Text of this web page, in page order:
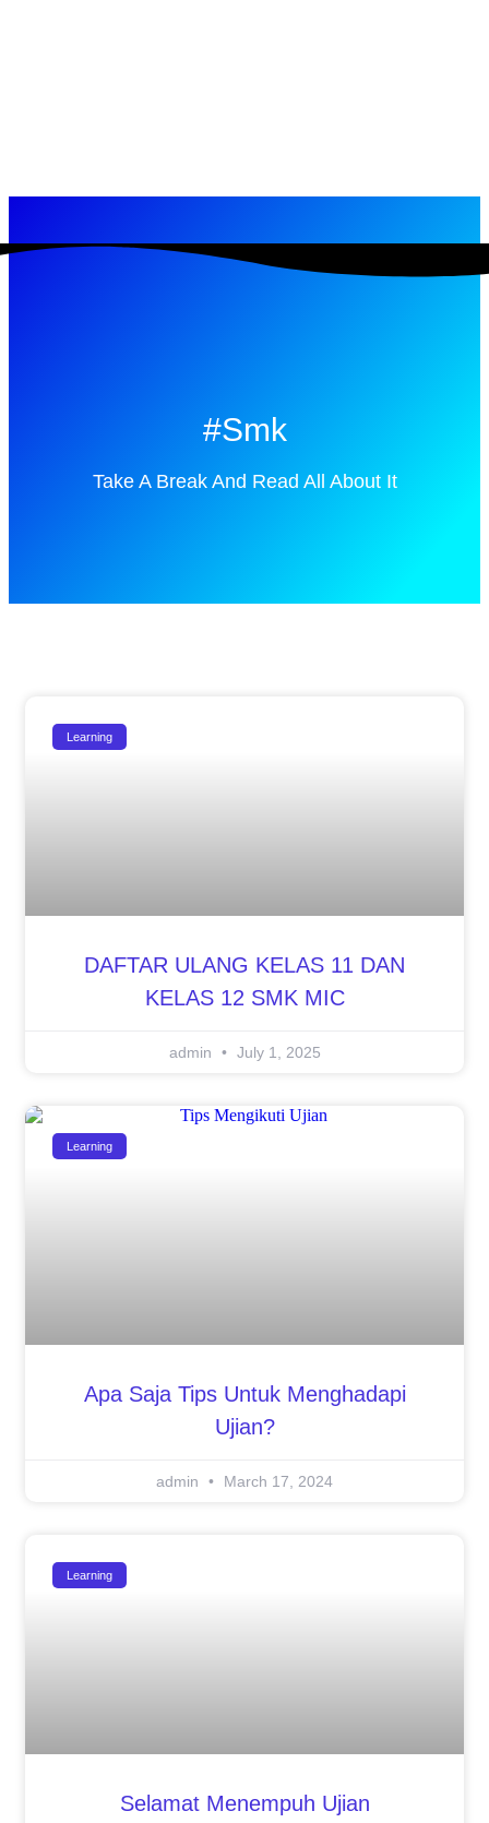
#smk
Take A Break And Read All About It
Learning
DAFTAR ULANG KELAS 11 DAN
KELAS 12 SMK MIC
admin July 1, 2025
Learning
Apa Saja Tips Untuk Menghadapi
Ujian?
admin March 17, 2024
Learning
Selamat Menempuh Ujian